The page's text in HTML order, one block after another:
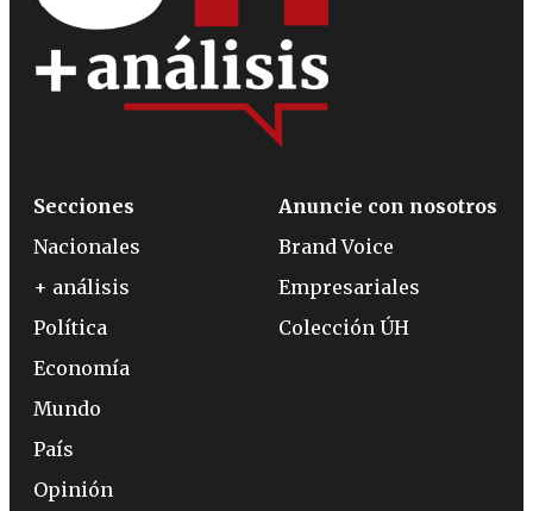
Secciones
Nacionales
+ análisis
Política
Economía
Mundo
País
Opinión
Anuncie con nosotros
Brand Voice
Empresariales
Colección ÚH